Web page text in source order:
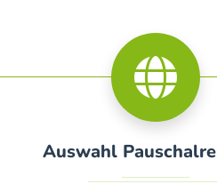
Auswahl